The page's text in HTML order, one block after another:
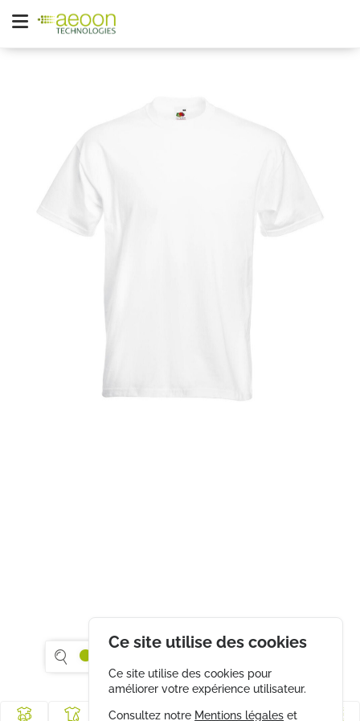
Ce site utilise des cookies
Ce site utilise des cookies pour
améliorer votre expérience utilisateur.
Consultez notre Mentions légales et